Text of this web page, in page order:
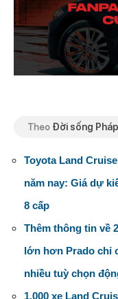
Theo Đời sống
Toyota Land
năm nay: Giá dự
8 cấp
Thêm thông tin về
lớn hơn Prado chỉ
nhiều tuỳ chọn
1.000 xe Land